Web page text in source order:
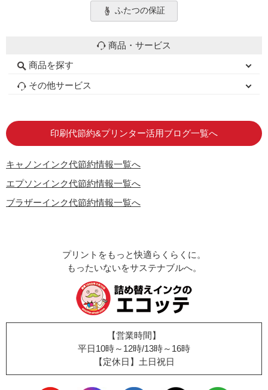
ふたつの保証
商品・サービス
商品を探す
初心者用セット
キャノンインク
エプソンインク
ブラザーインク
詰め替えインク
互換インクボトル
互換インクカートリッジ
再生インクカートリッジ
トナーカートリッジ
その他サービス
印刷代節約&プリンター活用ブログ一覧へ
キャノンインク代節約情報一覧へ
エプソンインク代節約情報一覧へ
ブラザーインク代節約情報一覧へ
プリントをもっと快適らくらくに。
もったいないをサステナブルへ。
【営業時間】
平日10時～12時/13時～16時
【定休日】土日祝日